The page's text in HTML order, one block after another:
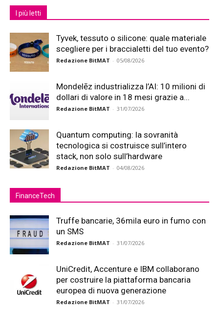
I più letti
Tyvek, tessuto o silicone: quale materiale
scegliere per i braccialetti del tuo evento?
Redazione BitMAT - 05/08/2026
Mondelēz industrializza l’AI: 10 milioni di
dollari di valore in 18 mesi grazie a...
Redazione BitMAT - 31/07/2026
Quantum computing: la sovranità
tecnologica si costruisce sull’intero
stack, non solo sull’hardware
Redazione BitMAT - 04/08/2026
FinanceTech
Truffe bancarie, 36mila euro in fumo con
un SMS
Redazione BitMAT - 31/07/2026
UniCredit, Accenture e IBM collaborano
per costruire la piattaforma bancaria
europea di nuova generazione
Redazione BitMAT - 31/07/2026